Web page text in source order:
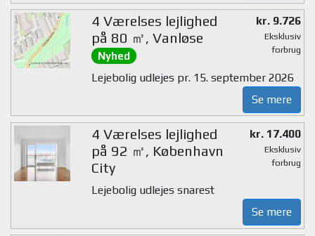
4 Værelses lejlighed
på 80 ㎡, Vanløse
Nyhed
kr. 9.726
Eksklusiv
forbrug
Lejebolig udlejes pr. 15. september 2026
Se mere
4 Værelses lejlighed
på 92 ㎡, København
City
kr. 17.400
Eksklusiv
forbrug
Lejebolig udlejes snarest
Se mere